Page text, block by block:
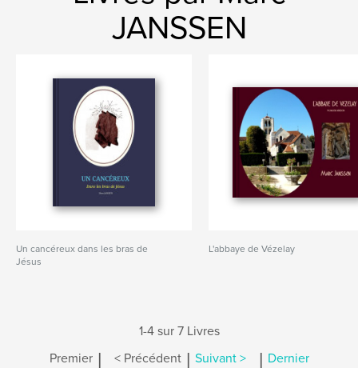
JANSSEN
Un cancéreux dans les bras de
Jésus
L'abbaye de Vézelay
1-4 sur 7 Livres
Premier | < Précédent | Suivant > | Dernier